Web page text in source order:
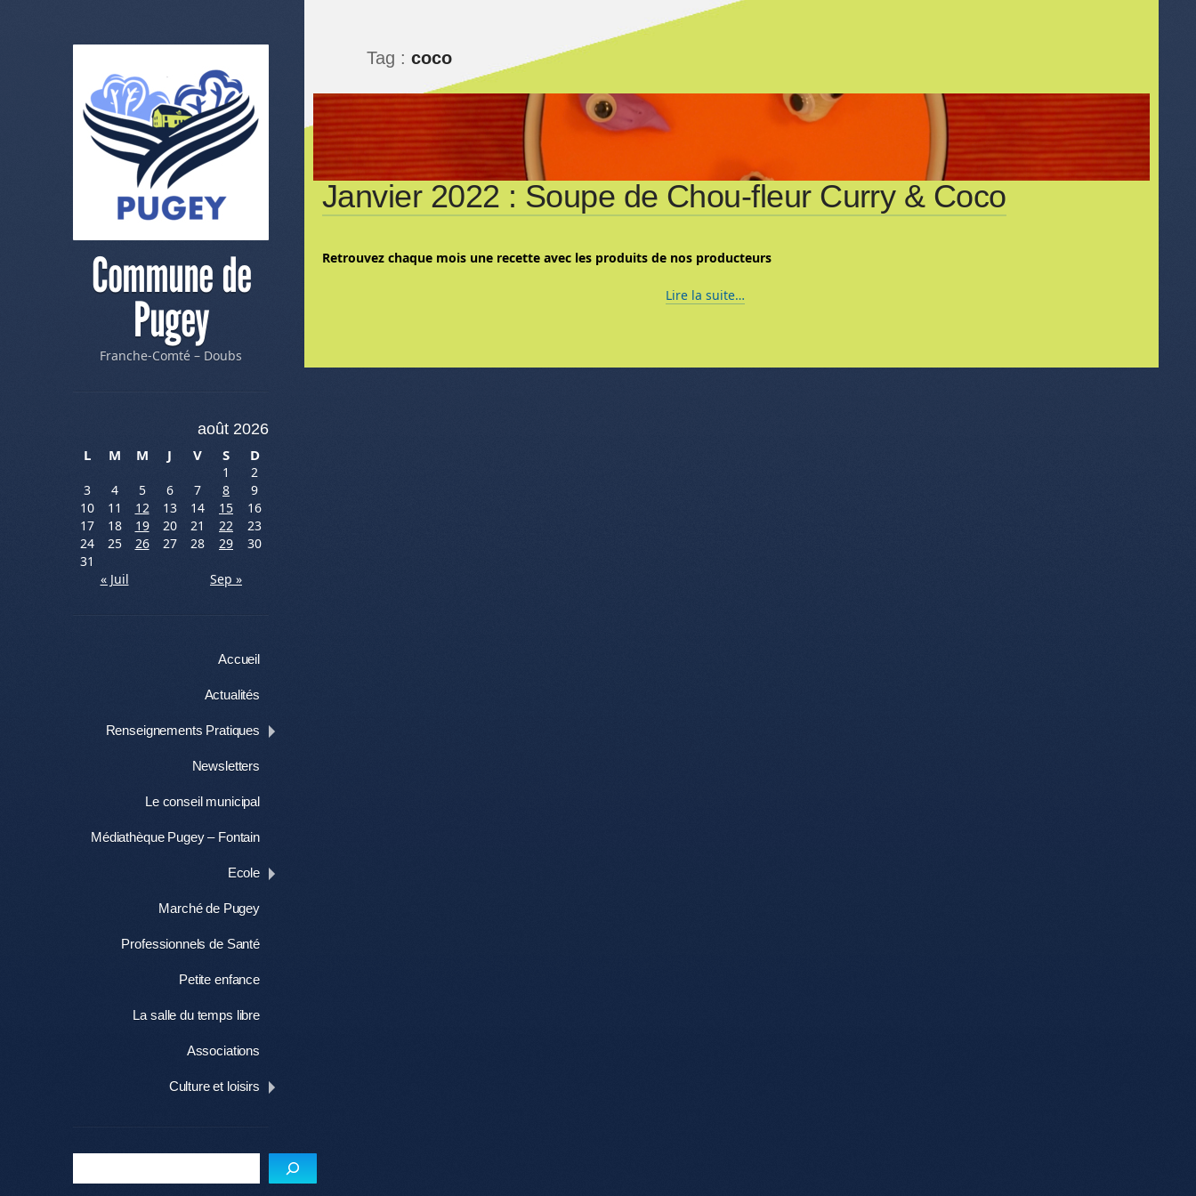
Commune de
Pugey
Franche-Comté – Doubs
août 2026
L
M M J V S D
1
2
3
4 5 6 7 8
9
10
11 12 13 14 15
16
17
18 19 20 21 22
23
24
25 26 27 28 29
30
31
« Juil
Sep »
Accueil
Actualités
Renseignements Pratiques
Newsletters
Le conseil municipal
Médiathèque Pugey – Fontain
Ecole
Marché de Pugey
Professionnels de Santé
Petite enfance
La salle du temps libre
Associations
Culture et loisirs
Tag : coco
Janvier 2022 : Soupe de Chou-fleur Curry & Coco
Retrouvez chaque mois une recette avec les produits de nos producteurs
Lire la suite…